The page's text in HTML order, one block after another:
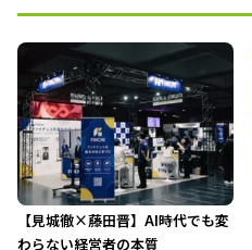
【見城徹×藤田晋】AI時代でも変
わらない経営者の本質